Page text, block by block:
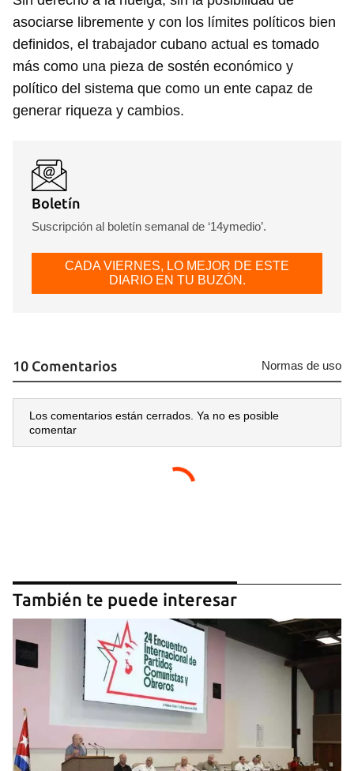
Para poder guardar como favorito, primero has de
iniciar sesión con tu cuenta de 14ymedio.
INICIAR SESIÓN CANCELAR
asociarse libremente y con los límites políticos bien
definidos, el trabajador cubano actual es tomado
más como una pieza de sostén económico y
político del sistema que como un ente capaz de
generar riqueza y cambios.
Boletín
Suscripción al boletín semanal de ‘14ymedio’.
CADA VIERNES, LO MEJOR DE ESTE
DIARIO EN TU BUZÓN.
10 Comentarios Normas de uso
Los comentarios están cerrados. Ya no es posible
comentar
También te puede interesar